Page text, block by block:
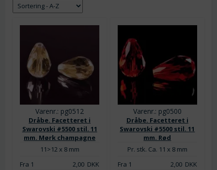
Varenr.: pg0512
Dråbe. Facetteret i
Swarovski #5500 stil. 11
mm. Mørk champagne
11>12 x 8 mm
Fra 1
2,00DKK
Varenr.: pg0500
Dråbe. Facetteret i
Swarovski #5500 stil. 11
mm. Rød
Pr. stk. Ca. 11 x 8 mm
Fra 1
2,00DKK